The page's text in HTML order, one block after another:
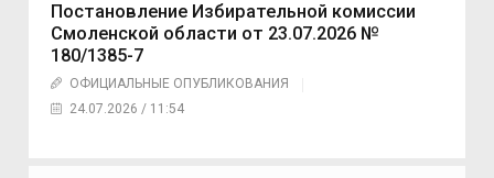
Постановление Избирательной комиссии
Смоленской области от 23.07.2026 №
180/1385-7
ОФИЦИАЛЬНЫЕ ОПУБЛИКОВАНИЯ
24.07.2026 / 11:54